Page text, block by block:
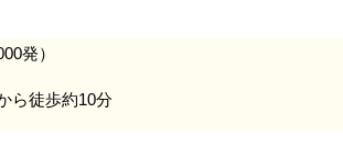
発）
ら徒歩約10分